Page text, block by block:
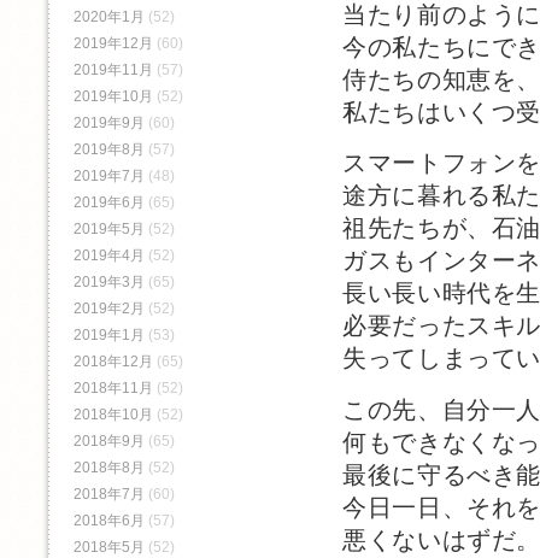
当たり前のよう
今の私たちにで
侍たちの知恵を
私たちはいくつ
スマートフォン
途方に暮れる私
祖先たちが、石
ガスもインター
長い長い時代を
必要だったスキ
失ってしまって
この先、自分一
何もできなくな
最後に守るべき
今日一日、それ
悪くないはずだ
2020年1月 (52)
2019年12月 (60)
2019年11月 (57)
2019年10月 (52)
2019年9月 (60)
2019年8月 (57)
2019年7月 (48)
2019年6月 (65)
2019年5月 (52)
2019年4月 (52)
2019年3月 (65)
2019年2月 (52)
2019年1月 (53)
2018年12月 (65)
2018年11月 (52)
2018年10月 (52)
2018年9月 (65)
2018年8月 (52)
2018年7月 (60)
2018年6月 (57)
2018年5月 (52)